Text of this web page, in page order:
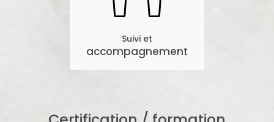
Suivi et
accompagnement